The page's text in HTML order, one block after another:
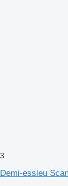
3
Demi-essieu